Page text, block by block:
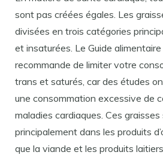
sont pas créées égales. Les
divisées en trois catégories
et insaturées. Le Guide
recommande de limiter votre
trans et saturés, car des études
une consommation excessive de
maladies cardiaques. Ces
principalement dans les produits
que la viande et les produits